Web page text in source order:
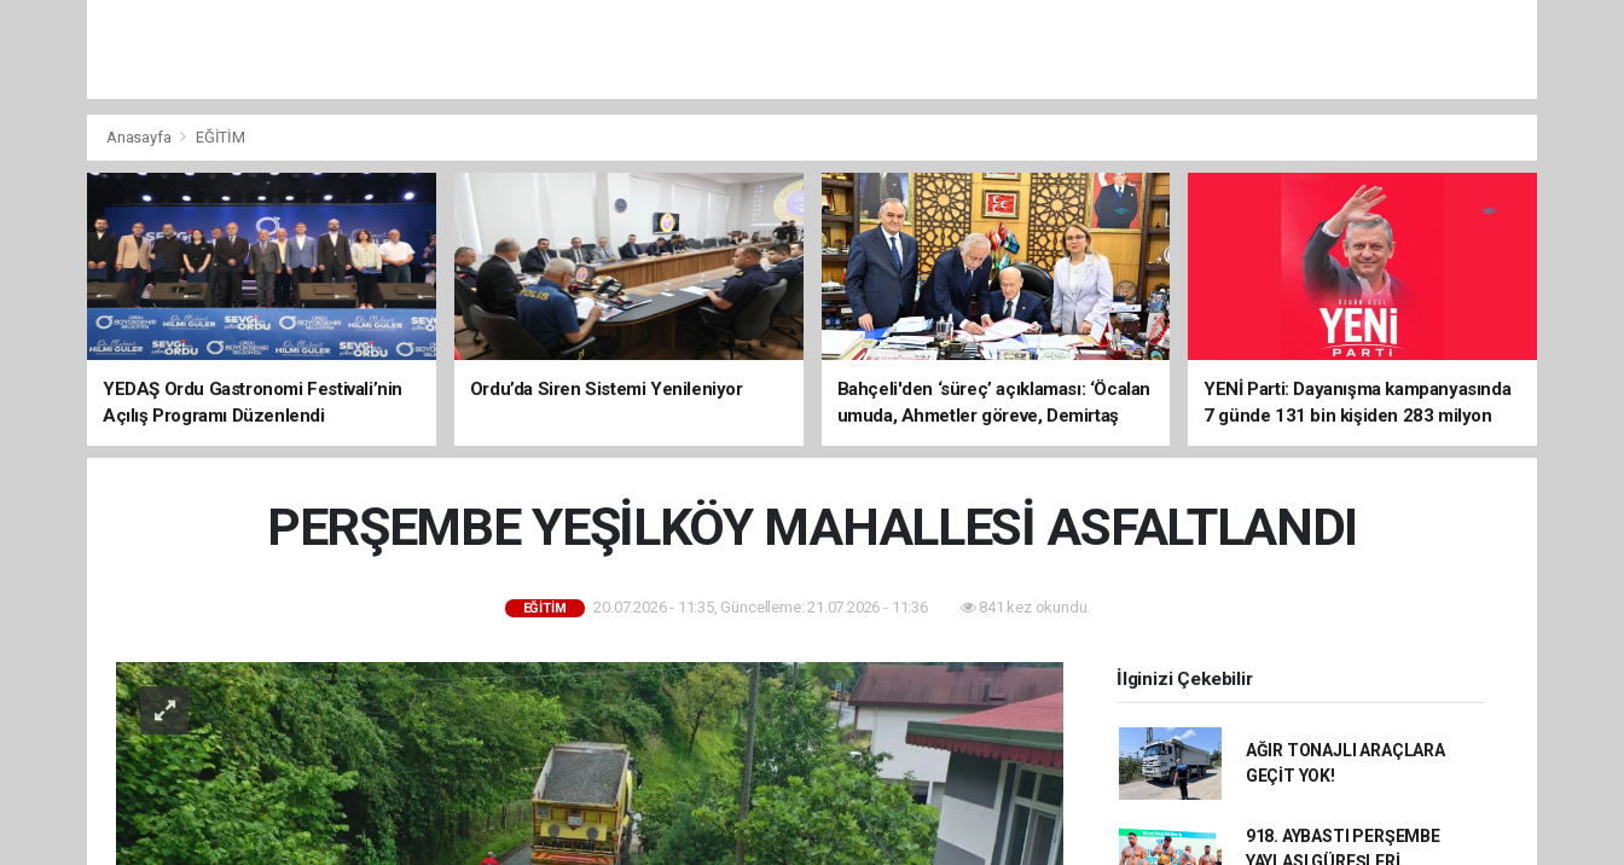
Anasayfa EĞİTİM
YEDAŞ Ordu Gastronomi Festivali’nin
Açılış Programı Düzenlendi
Ordu’da Siren Sistemi Yenileniyor
Bahçeli'den ‘süreç’ açıklaması: ‘Öcalan
umuda, Ahmetler göreve, Demirtaş
evine dönmeli’
YENİ Parti: Dayanışma kampanyasında
7 günde 131 bin kişiden 283 milyon
liralık destek
PERŞEMBE YEŞİLKÖY MAHALLESİ ASFALTLANDI
EĞİTİM 20.07.2026 - 11:35, Güncelleme: 21.07.2026 - 11:36 841 kez okundu.
İlginizi Çekebilir
AĞIR TONAJLI ARAÇLARA
GEÇİT YOK!
918. AYBASTI PERŞEMBE